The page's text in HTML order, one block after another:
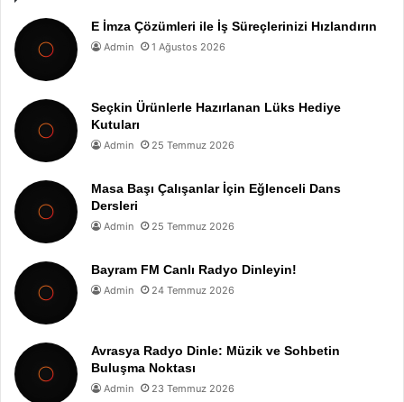
E İmza Çözümleri ile İş Süreçlerinizi Hızlandırın
Admin 1 Ağustos 2026
Seçkin Ürünlerle Hazırlanan Lüks Hediye
Kutuları
Admin 25 Temmuz 2026
Masa Başı Çalışanlar İçin Eğlenceli Dans
Dersleri
Admin 25 Temmuz 2026
Bayram FM Canlı Radyo Dinleyin!
Admin 24 Temmuz 2026
Avrasya Radyo Dinle: Müzik ve Sohbetin
Buluşma Noktası
Admin 23 Temmuz 2026